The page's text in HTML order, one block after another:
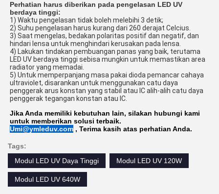
Perhatian harus diberikan pada pengelasan LED UV
berdaya tinggi:
1) Waktu pengelasan tidak boleh melebihi 3 detik;
2) Suhu pengelasan harus kurang dari 260 derajat Celcius.
3) Saat mengelas, bedakan polaritas positif dan negatif, dan
hindari lensa untuk menghindari kerusakan pada lensa.
4) Lakukan tindakan pembuangan panas yang baik, terutama
LED UV berdaya tinggi sebisa mungkin untuk memastikan area
radiator yang memadai.
5) Untuk memperpanjang masa pakai dioda pemancar cahaya
ultraviolet, disarankan untuk menggunakan catu daya
penggerak arus konstan yang stabil atau IC alih-alih catu daya
penggerak tegangan konstan atau IC.
Jika Anda memiliki kebutuhan lain, silakan hubungi kami
untuk memberikan solusi terbaik.
Umi@ymleduv.com , Terima kasih atas perhatian Anda.
Tags:
Modul LED UV Daya Tinggi
Modul LED UV 120W
Modul LED UV 640W